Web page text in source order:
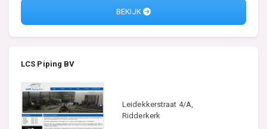
BEKIJK
LCS Piping BV
Leidekkerstraat 4/A,
Ridderkerk